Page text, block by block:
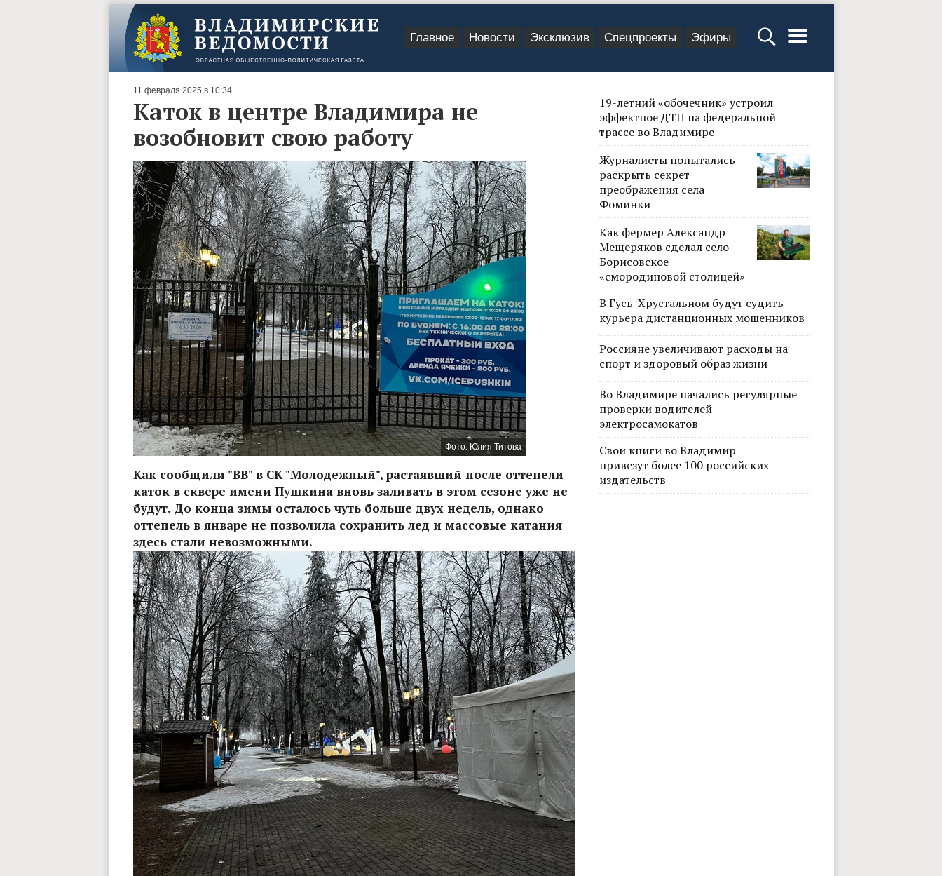
Главное Новости Эксклюзив Спецпроекты Эфиры
11 февраля 2025 в 10:34
Каток в центре Владимира не
возобновит свою работу
Фото: Юлия Титова
Как сообщили "ВВ" в СК "Молодежный", растаявший после оттепели
каток в сквере имени Пушкина вновь заливать в этом сезоне уже не
будут. До конца зимы осталось чуть больше двух недель, однако
оттепель в январе не позволила сохранить лед и массовые катания
здесь стали невозможными.
19-летний «обочечник» устроил
эффектное ДТП на федеральной
трассе во Владимире
Журналисты попытались
раскрыть секрет
преображения села
Фоминки
Как фермер Александр
Мещеряков сделал село
Борисовское
«смородиновой столицей»
В Гусь-Хрустальном будут судить
курьера дистанционных мошенников
Россияне увеличивают расходы на
спорт и здоровый образ жизни
Во Владимире начались регулярные
проверки водителей
электросамокатов
Свои книги во Владимир
привезут более 100 российских
издательств